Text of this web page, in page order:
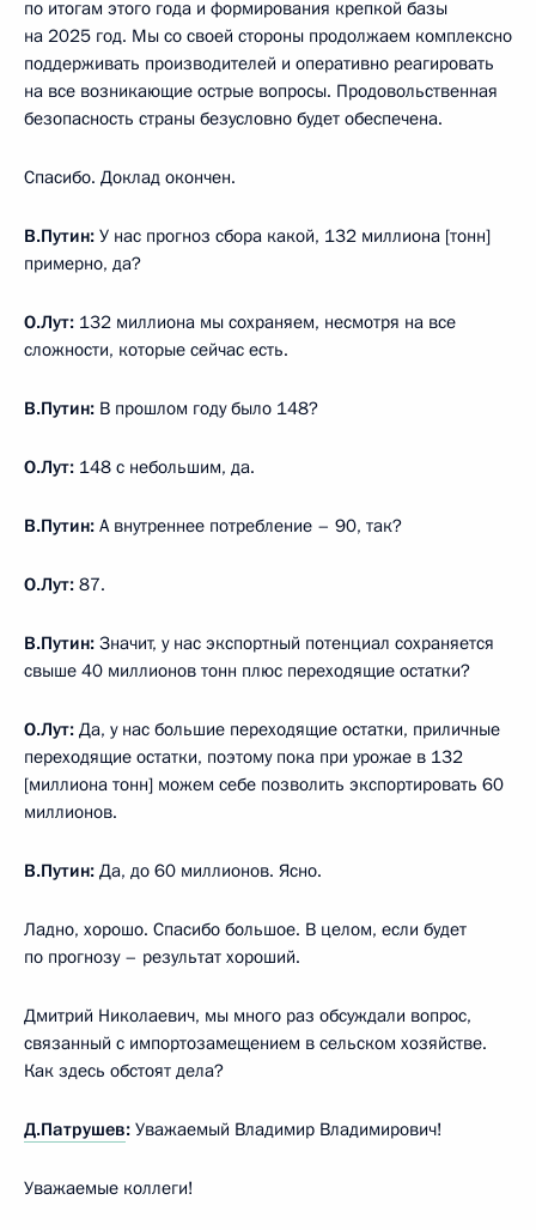
по итогам этого года и формирования крепкой базы
на 2025 год. Мы со своей стороны продолжаем комплексно
поддерживать производителей и оперативно реагировать
на все возникающие острые вопросы. Продовольственная
безопасность страны безусловно будет обеспечена.
Спасибо. Доклад окончен.
В.Путин: У нас прогноз сбора какой, 132 миллиона [тонн]
примерно, да?
О.Лут: 132 миллиона мы сохраняем, несмотря на все
сложности, которые сейчас есть.
В.Путин: В прошлом году было 148?
О.Лут: 148 с небольшим, да.
В.Путин: А внутреннее потребление – 90, так?
О.Лут: 87.
В.Путин: Значит, у нас экспортный потенциал сохраняется
свыше 40 миллионов тонн плюс переходящие остатки?
О.Лут: Да, у нас большие переходящие остатки, приличные
переходящие остатки, поэтому пока при урожае в 132
[миллиона тонн] можем себе позволить экспортировать 60
миллионов.
В.Путин: Да, до 60 миллионов. Ясно.
Ладно, хорошо. Спасибо большое. В целом, если будет
по прогнозу – результат хороший.
Дмитрий Николаевич, мы много раз обсуждали вопрос,
связанный с импортозамещением в сельском хозяйстве.
Как здесь обстоят дела?
Д.Патрушев: Уважаемый Владимир Владимирович!
Уважаемые коллеги!